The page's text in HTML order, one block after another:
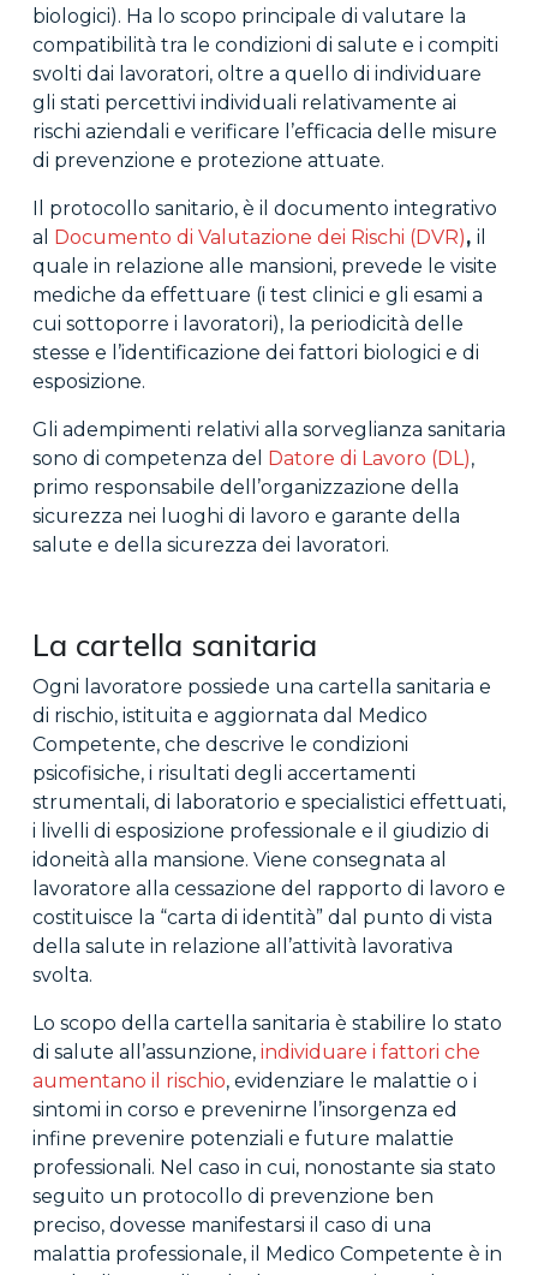
biologici). Ha lo scopo principale di valutare la
compatibilità tra le condizioni di salute e i compiti
svolti dai lavoratori, oltre a quello di individuare
gli stati percettivi individuali relativamente ai
rischi aziendali e verificare l’efficacia delle misure
di prevenzione e protezione attuate.
Il protocollo sanitario, è il documento integrativo
al Documento di Valutazione dei Rischi (DVR), il
quale in relazione alle mansioni, prevede le visite
mediche da effettuare (i test clinici e gli esami a
cui sottoporre i lavoratori), la periodicità delle
stesse e l’identificazione dei fattori biologici e di
esposizione.
Gli adempimenti relativi alla sorveglianza sanitaria
sono di competenza del Datore di Lavoro (DL),
primo responsabile dell’organizzazione della
sicurezza nei luoghi di lavoro e garante della
salute e della sicurezza dei lavoratori.
La cartella sanitaria
Ogni lavoratore possiede una cartella sanitaria e
di rischio, istituita e aggiornata dal Medico
Competente, che descrive le condizioni
psicofisiche, i risultati degli accertamenti
strumentali, di laboratorio e specialistici effettuati,
i livelli di esposizione professionale e il giudizio di
idoneità alla mansione. Viene consegnata al
lavoratore alla cessazione del rapporto di lavoro e
costituisce la “carta di identità” dal punto di vista
della salute in relazione all’attività lavorativa
svolta.
Lo scopo della cartella sanitaria è stabilire lo stato
di salute all’assunzione, individuare i fattori che
aumentano il rischio, evidenziare le malattie o i
sintomi in corso e prevenirne l’insorgenza ed
infine prevenire potenziali e future malattie
professionali. Nel caso in cui, nonostante sia stato
seguito un protocollo di prevenzione ben
preciso, dovesse manifestarsi il caso di una
malattia professionale, il Medico Competente è in